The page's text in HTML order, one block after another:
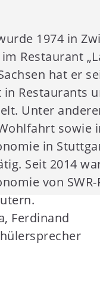
1974 in
Restaurant
hat er
Restaurants
Unter
sowie
in
Seit 2014
von